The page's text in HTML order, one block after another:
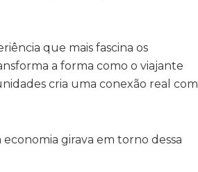
que mais fascina os
a forma como o viajante
cria uma conexão real com